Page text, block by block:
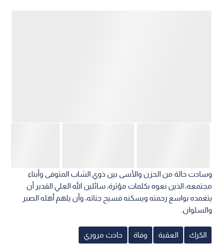
وسادت حالة من الحزن والأسى بين ذوي الشاب المتوفى وأبناء
مجتمعه، الذين نعوه بكلمات مؤثرة، سائلين الله العلي القدير أن
يتغمده بواسع رحمته ويسكنه فسيح جناته، وأن يلهم أهله الصبر
والسلوان.
الكرك العقبة وفاة حادث مروري